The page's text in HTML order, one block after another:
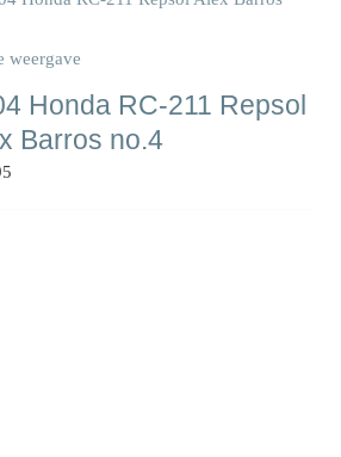
weergave
Honda RC-211 Repsol
Barros no.4